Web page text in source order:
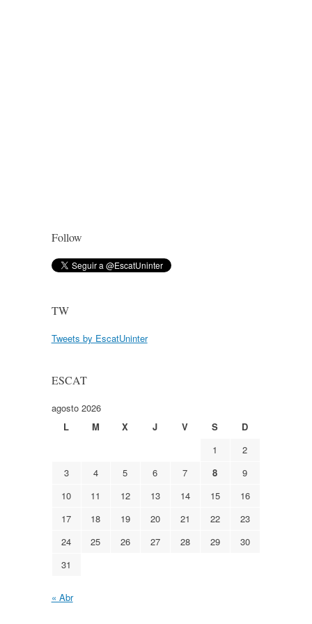
Follow
TW
Tweets by EscatUninter
ESCAT
agosto 2026
L
M X J V S
D
1
2
3
4 5 6 7 8
9
10
11 12 13 14 15
16
17
18 19 20 21 22
23
24
25 26 27 28 29
30
31
« Abr